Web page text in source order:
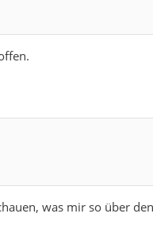
was mir so über